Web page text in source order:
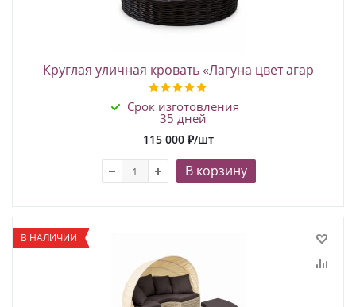
Круглая уличная кровать «Лагуна цвет агар
Срок изготовления
35 дней
115 000 ₽/шт
В корзину
В НАЛИЧИИ